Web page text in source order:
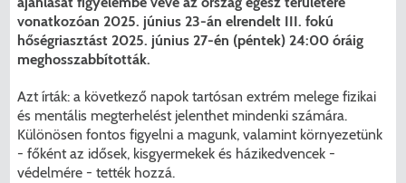
alábbi projekt vonatkozásában.
vonatkozóan 2025. június 23-án elrendelt III. fokú
hőségriasztást 2025. június 27-én (péntek) 24:00 óráig
meghosszabbították.
Azt írták: a következő napok tartósan extrém melege fizikai
és mentális megterhelést jelenthet mindenki számára.
Különösen fontos figyelni a magunk, valamint környezetünk
- főként az idősek, kisgyermekek és házikedvencek -
védelmére - tették hozzá.